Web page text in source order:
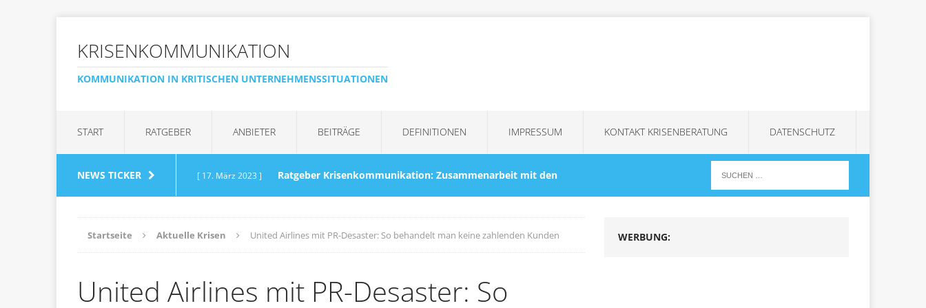
KRISENKOMMUNIKATION
KOMMUNIKATION IN KRITISCHEN UNTERNEHMENSSITUATIONEN
START RATGEBER ANBIETER BEITRÄGE DEFINITIONEN IMPRESSUM KONTAKT KRISENBERATUNG DATENSCHUTZ
NEWS TICKER [ 17. März 2023 ] Ratgeber Krisenkommunikation: Zusammenarbeit mit den
Medien in kritischen Situationen KRISENBEWÄLTIGUNG
Wasserglas AKTUELLE KRISEN
Startseite Aktuelle Krisen United Airlines mit PR-Desaster: So behandelt man keine zahlenden Kunden
United Airlines mit PR-Desaster: So
WERBUNG: